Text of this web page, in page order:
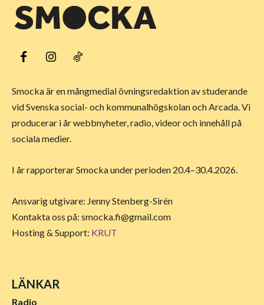
Smocka är en mångmedial övningsredaktion av studerande
vid Svenska social- och kommunalhögskolan och Arcada. Vi
producerar i år webbnyheter, radio, videor och innehåll på
sociala medier.
I år rapporterar Smocka under perioden 20.4–30.4.2026.
Ansvarig utgivare: Jenny Stenberg-Sirén
Kontakta oss på: smocka.fi@gmail.com
Hosting & Support: KRUT
LÄNKAR
Radio